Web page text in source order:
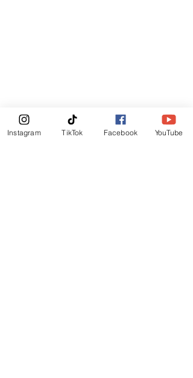
News Letter
Instagram TikTok Facebook YouTube